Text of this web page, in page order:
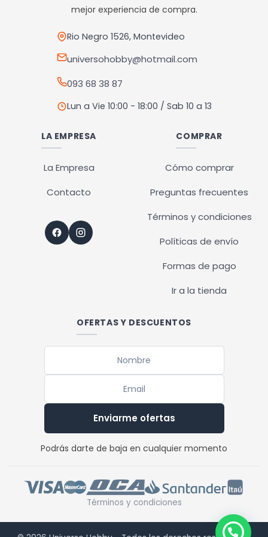
————————————
Nuestro punto de retiro se encuentra en zona centro
Sábados de 10hs a 13hs
pueden
en
la
de
producto
pueden
producto
mejor experiencia de compra.
Rio Negro 1526, Montevideo
universohobby@hotmail.com
093 68 38 87
Lun a Vie 10:00 - 18:00 / Sab 10 a 13
LA EMPRESA
La Empresa
Contacto
COMPRAR
Cómo comprar
Preguntas frecuentes
Términos y condiciones
Políticas de envío
Formas de pago
Ir a la tienda
OFERTAS Y DESCUENTOS
Enviarme ofertas
Podrás darte de baja en cualquier momento
Términos y condiciones